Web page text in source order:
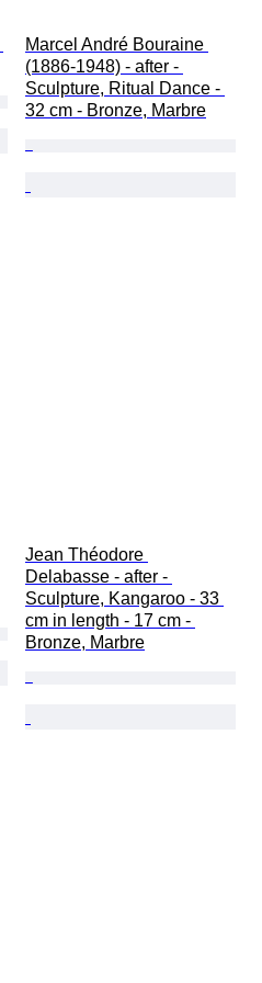
Marcel André Bouraine
(1886-1948) - after -
Sculpture, Ritual Dance -
32 cm - Bronze, Marbre
Jean Théodore
Delabasse - after -
Sculpture, Kangaroo - 33
cm in length - 17 cm -
Bronze, Marbre